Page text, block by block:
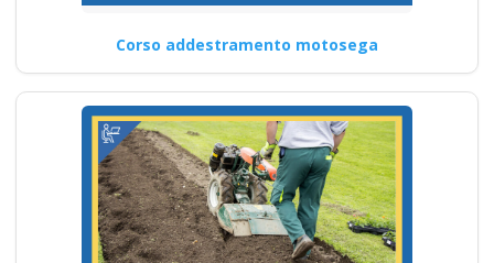
Corso addestramento motosega